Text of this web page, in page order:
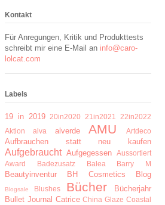
Kontakt
Für Anregungen, Kritik und Produkttests
schreibt mir eine E-Mail an info@caro-
lolcat.com
Labels
19 in 2019 20in2020 21in2021
22in2022
Aktion
alva alverde AMU Artdeco
Aufbrauchen statt neu kaufen
Aufgebraucht Aufgegessen
Aussortiert
Award
Badezusatz Balea Barry M
Beautyinventur BH Cosmetics Blog
Blogsale Blushes Bücher
Bücherjahr
Bullet Journal Catrice China Glaze Coastal